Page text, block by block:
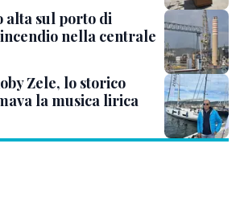
alta sul porto di
nella centrale
Zele, lo storico
la musica lirica